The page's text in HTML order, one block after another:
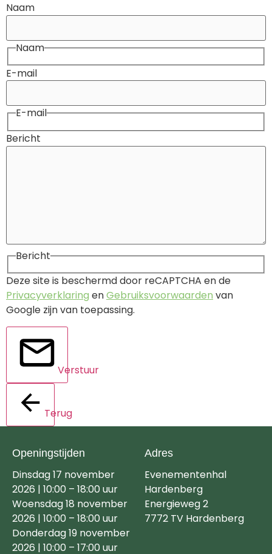
Naam
Naam
E-mail
E-mail
Bericht
Bericht
Deze site is beschermd door reCAPTCHA en de
Privacyverklaring enGebruiksvoorwaarden van
Google zijn van toepassing.
Verstuur
Terug
Openingstijden
Dinsdag 17 november
2026 | 10:00 – 18:00 uur
Woensdag 18 november
2026 | 10:00 – 18:00 uur
Donderdag 19 november
2026 | 10:00 – 17:00 uur
Adres
Evenementenhal
Hardenberg
Energieweg 2
7772 TV Hardenberg